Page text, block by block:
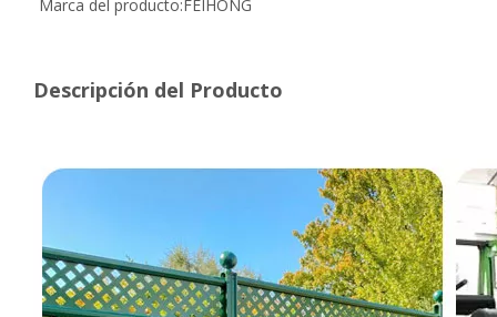
Marca del producto:FEIHONG
Descripción del Producto